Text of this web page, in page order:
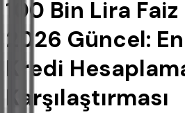
100 Bin Lira
2026 Güncel:
Kredi
Karşılaştırması